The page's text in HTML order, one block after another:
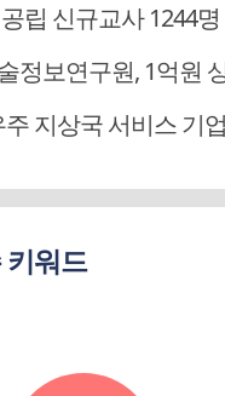
신규교사 1244명 사전예고… 대
보연구원, 1억원 상당의 신
상국 서비스 기업 KSAT과
키워드